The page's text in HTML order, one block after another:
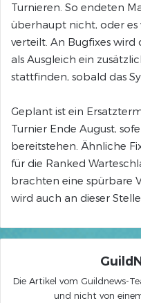
Turnieren. So endeten
überhaupt nicht, oder
verteilt. An Bugfixes wird
als Ausgleich ein
stattfinden, sobald das
Geplant ist ein
Turnier Ende August,
bereitstehen. Ähnliche
für die Ranked
brachten eine spürbare
wird auch an dieser
Die Artikel vom Guildnews-
und nicht von